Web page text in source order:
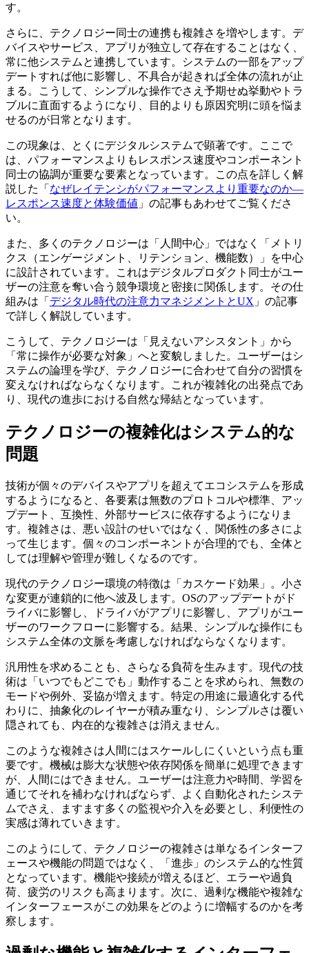
す。
さらに、テクノロジー同士の連携も複雑さを増やします。デ
バイスやサービス、アプリが独立して存在することはなく、
常に他システムと連携しています。システムの一部をアップ
デートすれば他に影響し、不具合が起きれば全体の流れが止
まる。こうして、シンプルな操作でさえ予期せぬ挙動やトラ
ブルに直面するようになり、目的よりも原因究明に頭を悩ま
せるのが日常となります。
この現象は、とくにデジタルシステムで顕著です。ここで
は、パフォーマンスよりもレスポンス速度やコンポーネント
同士の協調が重要な要素となっています。この点を詳しく解
説した「 なぜレイテンシがパフォーマンスより重要なのか―
レスポンス速度と体験価値 」の記事もあわせてご覧くださ
い。
また、多くのテクノロジーは「人間中心」ではなく「メトリ
クス（エンゲージメント、リテンション、機能数）」を中心
に設計されています。これはデジタルプロダクト同士がユー
ザーの注意を奪い合う競争環境と密接に関係します。その仕
組みは「 デジタル時代の注意力マネジメントとUX 」の記事
で詳しく解説しています。
こうして、テクノロジーは「見えないアシスタント」から
「常に操作が必要な対象」へと変貌しました。ユーザーはシ
ステムの論理を学び、テクノロジーに合わせて自分の習慣を
変えなければならなくなります。これが複雑化の出発点であ
り、現代の進歩における自然な帰結となっています。
テクノロジーの複雑化はシステム的な
問題
技術が個々のデバイスやアプリを超えてエコシステムを形成
するようになると、各要素は無数のプロトコルや標準、アッ
プデート、互換性、外部サービスに依存するようになりま
す。複雑さは、悪い設計のせいではなく、関係性の多さによ
って生じます。個々のコンポーネントが合理的でも、全体と
しては理解や管理が難しくなるのです。
現代のテクノロジー環境の特徴は「カスケード効果」。小さ
な変更が連鎖的に他へ波及します。OSのアップデートがド
ライバに影響し、ドライバがアプリに影響し、アプリがユー
ザーのワークフローに影響する。結果、シンプルな操作にも
システム全体の文脈を考慮しなければならなくなります。
汎用性を求めることも、さらなる負荷を生みます。現代の技
術は「いつでもどこでも」動作することを求められ、無数の
モードや例外、妥協が増えます。特定の用途に最適化する代
わりに、抽象化のレイヤーが積み重なり、シンプルさは覆い
隠されても、内在的な複雑さは消えません。
このような複雑さは人間にはスケールしにくいという点も重
要です。機械は膨大な状態や依存関係を簡単に処理できます
が、人間にはできません。ユーザーは注意力や時間、学習を
通じてそれを補わなければならず、よく自動化されたシステ
ムでさえ、ますます多くの監視や介入を必要とし、利便性の
実感は薄れていきます。
このようにして、テクノロジーの複雑さは単なるインターフ
ェースや機能の問題ではなく、「進歩」のシステム的な性質
となっています。機能や接続が増えるほど、エラーや過負
荷、疲労のリスクも高まります。次に、過剰な機能や複雑な
インターフェースがこの効果をどのように増幅するのかを考
察します。